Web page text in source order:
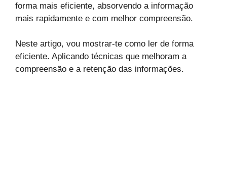
forma mais eficiente, absorvendo a informação
mais rapidamente e com melhor compreensão.
Neste artigo, vou mostrar-te como ler de forma
eficiente. Aplicando técnicas que melhoram a
compreensão e a retenção das informações.